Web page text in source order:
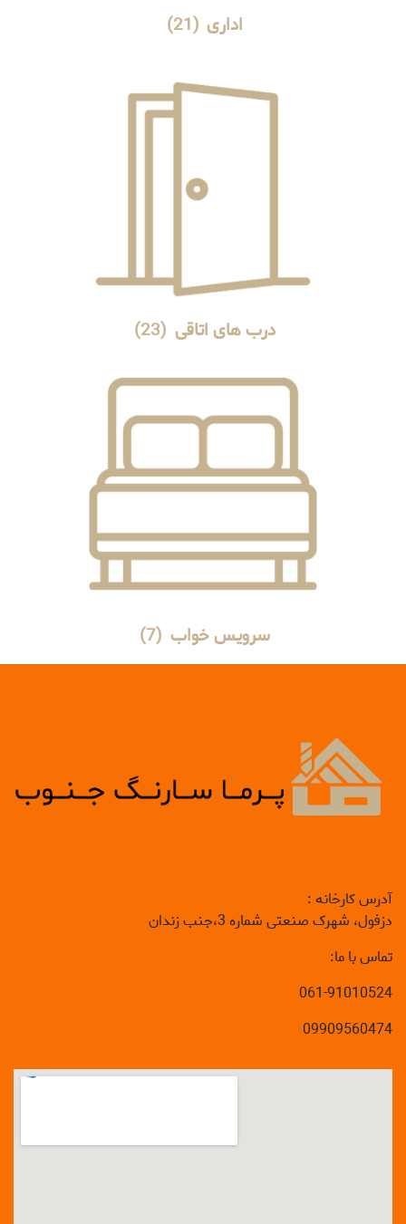
اداری (21)
درب های اتاقی (23)
سرویس خواب (7)
آدرس کارخانه :
دزفول، شهرک صنعتی شماره 3،جنب زندان
تماس با ما:
061-91010524
09909560474